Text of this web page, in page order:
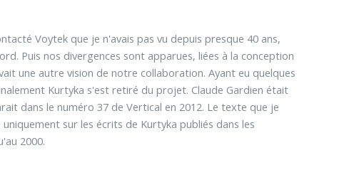
Voytek que je n'avais pas vu depuis presque 40 ans,
Puis nos divergences sont apparues, liées à la conception
une autre vision de notre collaboration. Ayant eu quelques
Kurtyka s'est retiré du projet. Claude Gardien était
dans le numéro 37 de Vertical en 2012. Le texte que je
sur les écrits de Kurtyka publiés dans les
2000.